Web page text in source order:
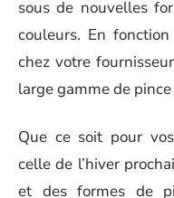
sous de nouvelles
couleurs. En
chez votre
large gamme de pince
Que ce soit pour
celle de l’hiver
et des formes de